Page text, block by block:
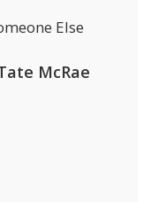
Else
McRae